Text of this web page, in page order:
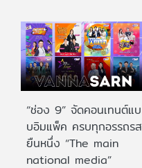
“ช่อง 9” จัดคอนเทนต์แบ
บอิมแพ็ค ครบทุกอรรถรส
ยืนหนึ่ง “The main
national media”